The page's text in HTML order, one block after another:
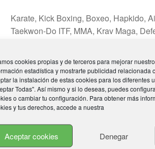
cookies propias y de terceros para mejorar
estadística y mostrarte publicidad relacionada
la instalación de estas cookies para los diferentes
Todas". Así mismo y si lo deseas, puedes
o cambiar tu configuración. Para obtener más
y tus derechos, accede a nuestra
Aceptar cookies Denegar
Karate, Kick Boxing, Boxeo, Hapkido,
Taekwon-Do ITF, MMA, Krav Maga,
TOP TEN SPAIN conjuntamente con
en nuestros productos una alta
más avanzadas tecnologías y
diferencia con nuestros competidores
en el mercados homologadas a nivel
requeridos en las más prestigiosas